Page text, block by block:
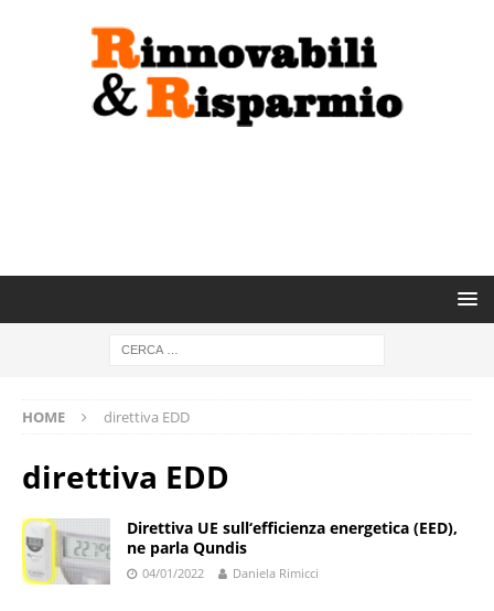
HOME direttiva EDD
direttiva EDD
Direttiva UE sull‘efficienza energetica (EED),
ne parla Qundis
04/01/2022 Daniela Rimicci